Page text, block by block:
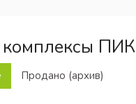
ПИК
Продано (архив)